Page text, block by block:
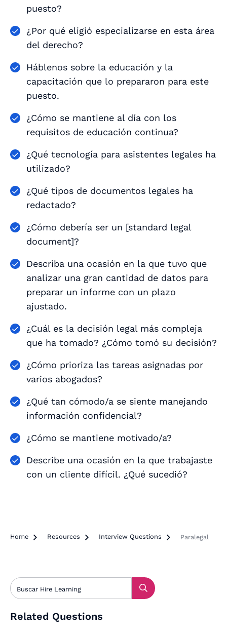
puesto?
¿Por qué eligió especializarse en esta área
del derecho?
Háblenos sobre la educación y la
capacitación que lo prepararon para este
puesto.
¿Cómo se mantiene al día con los
requisitos de educación continua?
¿Qué tecnología para asistentes legales ha
utilizado?
¿Qué tipos de documentos legales ha
redactado?
¿Cómo debería ser un [standard legal
document]?
Describa una ocasión en la que tuvo que
analizar una gran cantidad de datos para
preparar un informe con un plazo
ajustado.
¿Cuál es la decisión legal más compleja
que ha tomado? ¿Cómo tomó su decisión?
¿Cómo prioriza las tareas asignadas por
varios abogados?
¿Qué tan cómodo/a se siente manejando
información confidencial?
¿Cómo se mantiene motivado/a?
Describe una ocasión en la que trabajaste
con un cliente difícil. ¿Qué sucedió?
Home  Resources  Interview Questions  Paralegal
Related Questions